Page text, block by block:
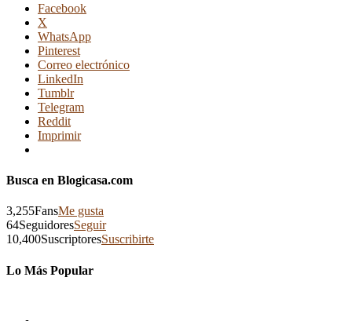
Facebook
X
WhatsApp
Pinterest
Correo electrónico
LinkedIn
Tumblr
Telegram
Reddit
Imprimir
Busca en Blogicasa.com
3,255FansMe gusta
64SeguidoresSeguir
10,400SuscriptoresSuscribirte
Lo Más Popular